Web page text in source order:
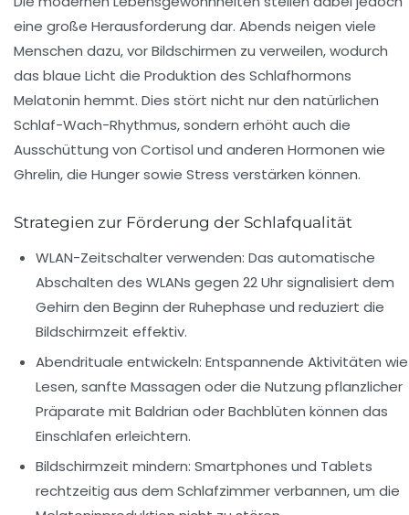
eine große Herausforderung dar. Abends neigen viele
Menschen dazu, vor Bildschirmen zu verweilen, wodurch
das blaue Licht die Produktion des Schlafhormons
Melatonin hemmt. Dies stört nicht nur den natürlichen
Schlaf-Wach-Rhythmus, sondern erhöht auch die
Ausschüttung von Cortisol und anderen Hormonen wie
Ghrelin, die Hunger sowie Stress verstärken können.
Strategien zur Förderung der Schlafqualität
WLAN-Zeitschalter verwenden: Das automatische
Abschalten des WLANs gegen 22 Uhr signalisiert dem
Gehirn den Beginn der Ruhephase und reduziert die
Bildschirmzeit effektiv.
Abendrituale entwickeln: Entspannende Aktivitäten wie
Lesen, sanfte Massagen oder die Nutzung pflanzlicher
Präparate mit Baldrian oder Bachblüten können das
Einschlafen erleichtern.
Bildschirmzeit mindern: Smartphones und Tablets
rechtzeitig aus dem Schlafzimmer verbannen, um die